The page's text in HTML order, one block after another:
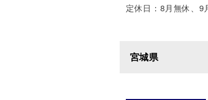
定休日：8月無休、9
宮城県